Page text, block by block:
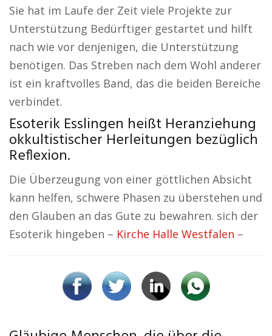
Sie hat im Laufe der Zeit viele Projekte zur
Unterstützung Bedürftiger gestartet und hilft
nach wie vor denjenigen, die Unterstützung
benötigen. Das Streben nach dem Wohl anderer
ist ein kraftvolles Band, das die beiden Bereiche
verbindet.
Esoterik Esslingen heißt Heranziehung
okkultistischer Herleitungen bezüglich
Reflexion.
Die Überzeugung von einer göttlichen Absicht
kann helfen, schwere Phasen zu überstehen und
den Glauben an das Gute zu bewahren. sich der
Esoterik hingeben – Kirche Halle Westfalen –